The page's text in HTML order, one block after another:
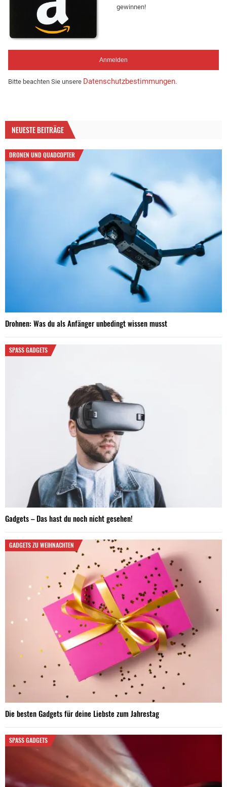
gewinnen!
Bitte beachten Sie unsere Datenschutzbestimmungen.
NEUESTE BEITRÄGE
DRONEN UND QUADCOPTER
Drohnen: Was du als Anfänger unbedingt wissen musst
SPASS GADGETS
Gadgets – Das hast du noch nicht gesehen!
GADGETS ZU WEIHNACHTEN
Die besten Gadgets für deine Liebste zum Jahrestag
SPASS GADGETS